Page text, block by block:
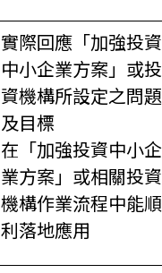
實際回應「加強投資
中小企業方案」或投
資機構所設定之問題
及目標
在「加強投資中小企
業方案」或相關投資
機構作業流程中能順
利落地應用